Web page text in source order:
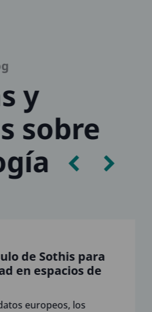
y
sobre
de Sothis para
en espacios de
europeos, los